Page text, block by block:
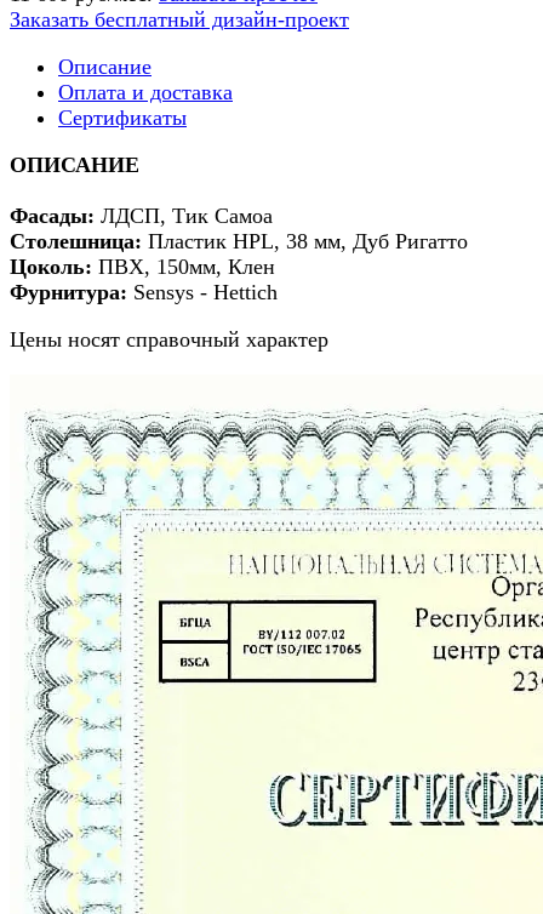
Заказать бесплатный дизайн-проект
Описание
Оплата и доставка
Сертификаты
ОПИСАНИЕ
Фасады: ЛДСП, Тик Самоа
Столешница: Пластик HPL, 38 мм, Дуб Ригатто
Цоколь: ПВХ, 150мм, Клен
Фурнитура: Sensys - Hettich
Цены носят справочный характер